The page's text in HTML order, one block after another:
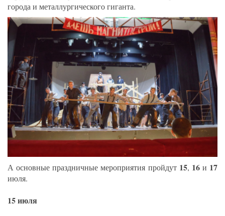
города и металлургического гиганта.
А основные праздничные мероприятия пройдут 15, 16 и 17
июля.
15 июля